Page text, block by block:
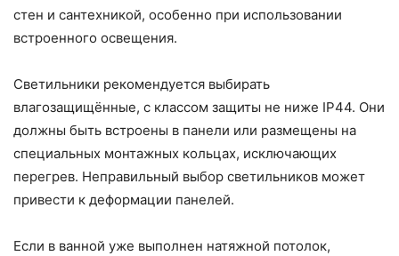
стен и сантехникой, особенно при использовании
встроенного освещения.
Светильники рекомендуется выбирать
влагозащищённые, с классом защиты не ниже IP44. Они
должны быть встроены в панели или размещены на
специальных монтажных кольцах, исключающих
перегрев. Неправильный выбор светильников может
привести к деформации панелей.
Если в ванной уже выполнен натяжной потолок,